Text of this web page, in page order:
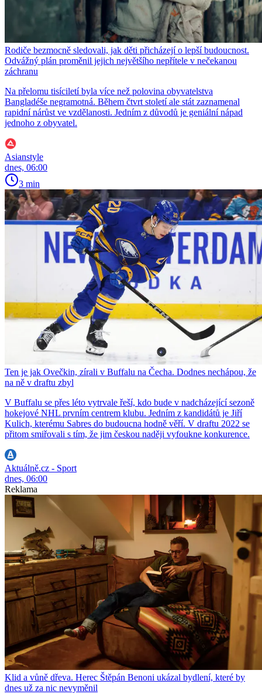
Rodiče bezmocně sledovali, jak děti přicházejí o lepší budoucnost.
Odvážný plán proměnil jejich největšího nepřítele v nečekanou
záchranu
Na přelomu tisíciletí byla více než polovina obyvatelstva
Bangladéše negramotná. Během čtvrt století ale stát zaznamenal
rapidní nárůst ve vzdělanosti. Jedním z důvodů je geniální nápad
jednoho z obyvatel.
Asianstyle
dnes, 06:00
3 min
Ten je jak Ovečkin, zírali v Buffalu na Čecha. Dodnes nechápou, že
na ně v draftu zbyl
V Buffalu se přes léto vytrvale řeší, kdo bude v nadcházející sezoně
hokejové NHL prvním centrem klubu. Jedním z kandidátů je Jiří
Kulich, kterému Sabres do budoucna hodně věří. V draftu 2022 se
přitom smiřovali s tím, že jim českou naději vyfoukne konkurence.
Aktuálně.cz - Sport
dnes, 06:00
Reklama
Klid a vůně dřeva. Herec Štěpán Benoni ukázal bydlení, které by
dnes už za nic nevyměnil